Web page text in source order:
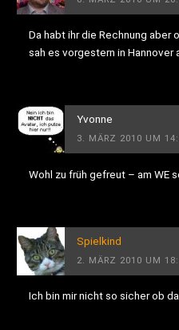
Da habt ihr die Rechnung aber
sah es vorgestern in Hannover
Yvonne
3. MÄRZ 2010 UM
Wohl zu früh gefreut – am WE
Spielkind
2. MÄRZ 2010 UM
Ich bin mir nicht so sicher ob